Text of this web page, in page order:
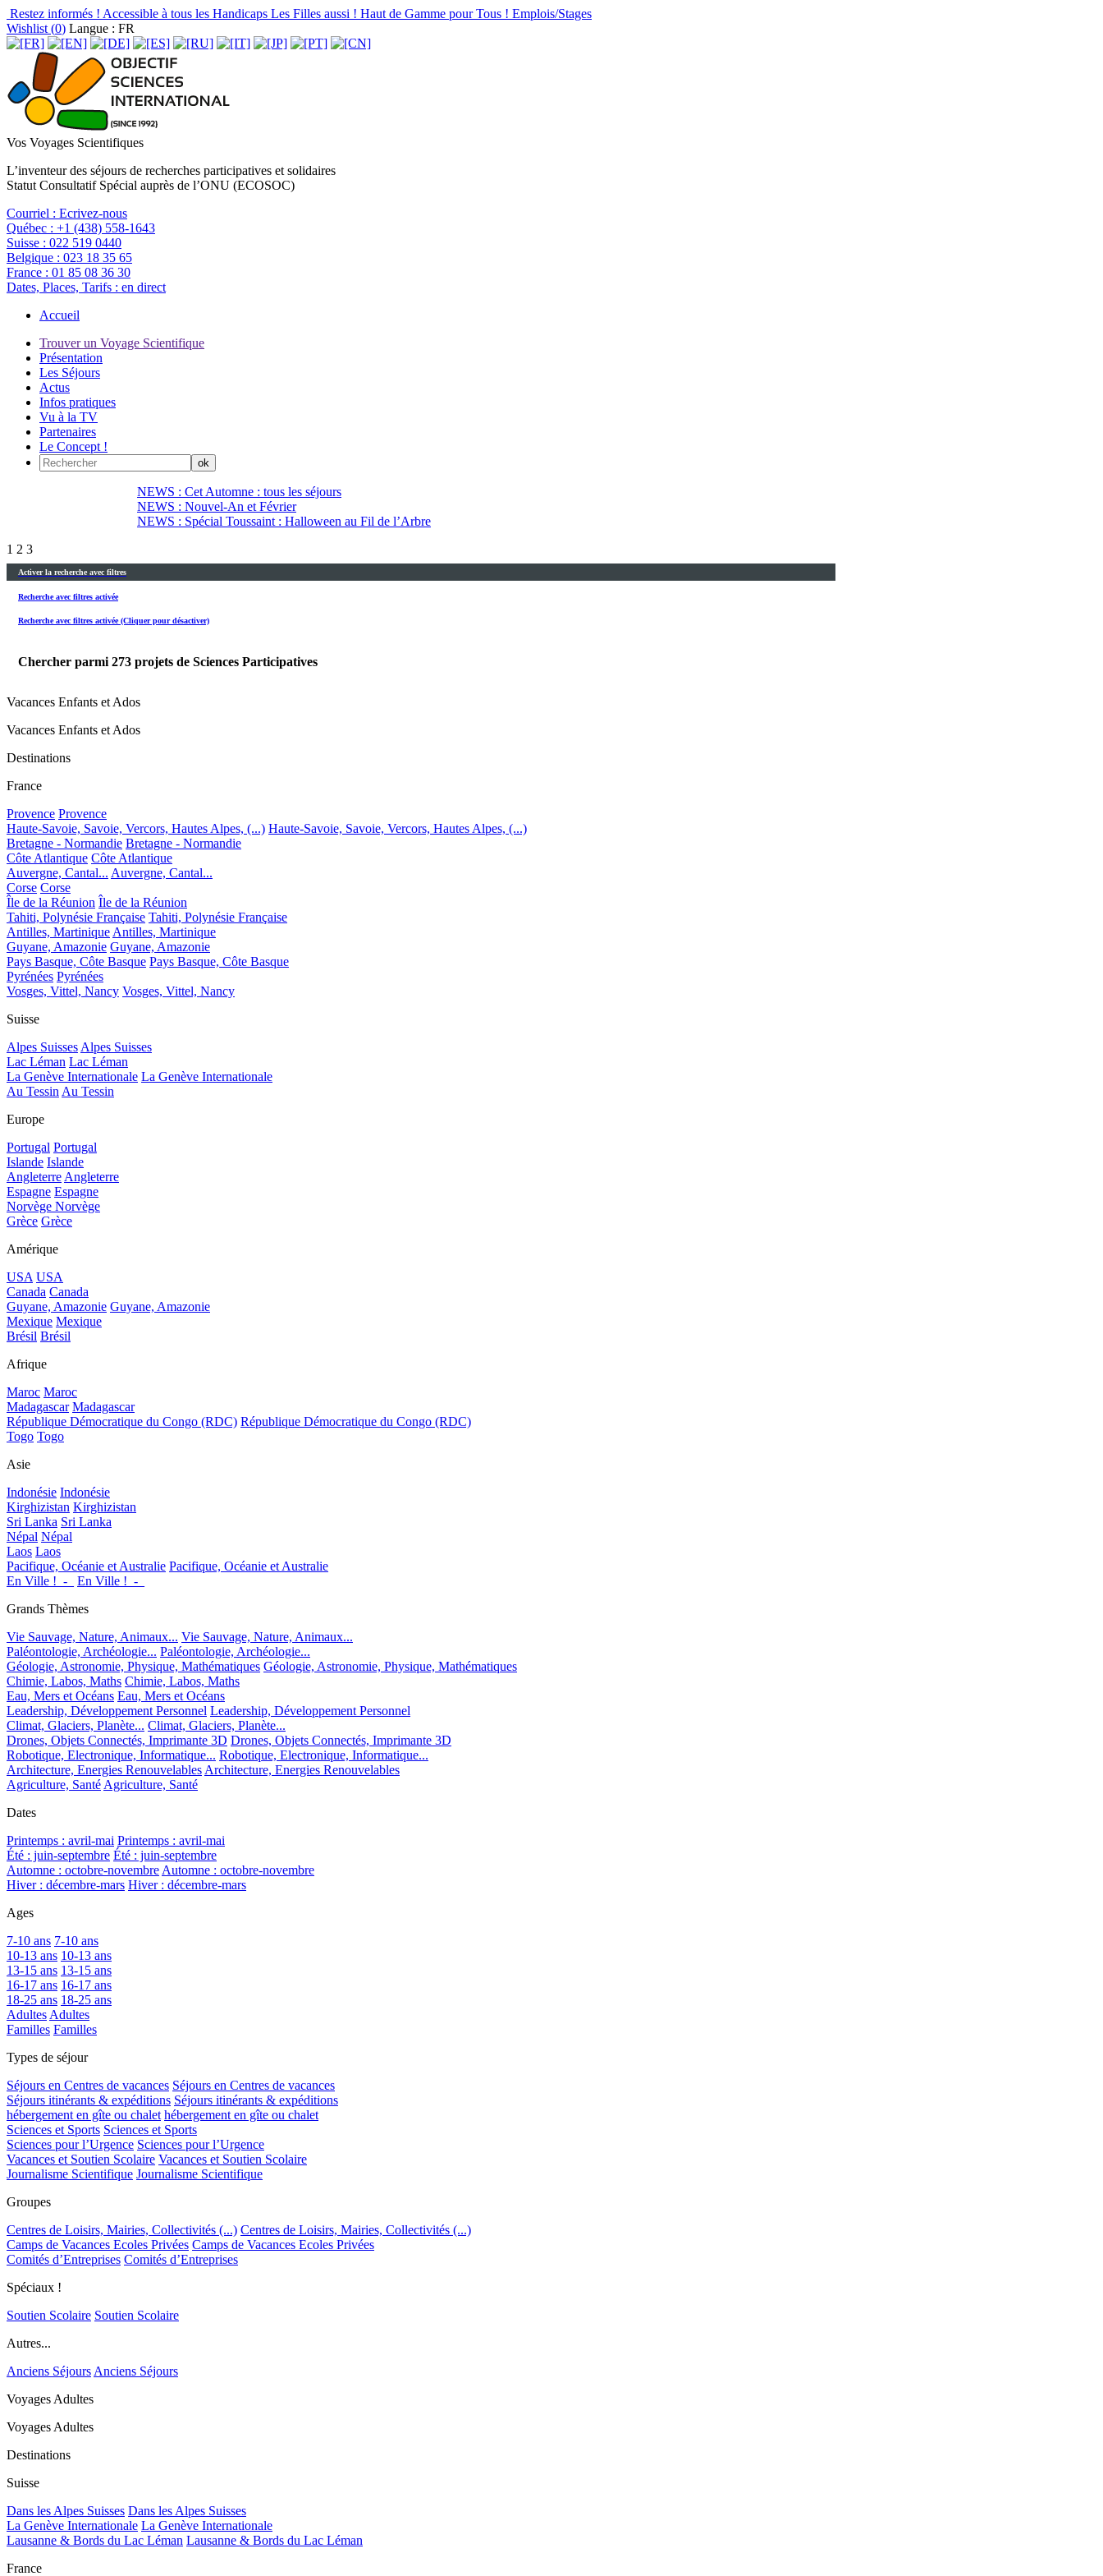
Restez informés ! Accessible à tous les Handicaps Les Filles aussi ! Haut de Gamme pour Tous ! Emplois/Stages
Wishlist (0) Langue : FR
Vos Voyages Scientifiques
L’inventeur des séjours de recherches participatives et solidaires
Statut Consultatif Spécial auprès de l’ONU (ECOSOC)
Courriel : Ecrivez-nous
Québec : +1 (438) 558-1643
Suisse : 022 519 0440
Belgique : 023 18 35 65
France : 01 85 08 36 30
Dates, Places, Tarifs : en direct
Accueil
Trouver un Voyage Scientifique
Présentation
Les Séjours
Actus
Infos pratiques
Vu à la TV
Partenaires
Le Concept !
NEWS : Cet Automne : tous les séjours
NEWS : Nouvel-An et Février
NEWS : Spécial Toussaint : Halloween au Fil de l’Arbre
1 2 3
Activer la recherche avec filtres
Recherche avec filtres activée
Recherche avec filtres activée (Cliquer pour désactiver)
Chercher parmi 273 projets de Sciences Participatives
Vacances Enfants et Ados
Vacances Enfants et Ados
Destinations
France
Provence Provence
Haute-Savoie, Savoie, Vercors, Hautes Alpes, (...) Haute-Savoie, Savoie, Vercors, Hautes Alpes, (...)
Bretagne - Normandie Bretagne - Normandie
Côte Atlantique Côte Atlantique
Auvergne, Cantal... Auvergne, Cantal...
Corse Corse
Île de la Réunion Île de la Réunion
Tahiti, Polynésie Française Tahiti, Polynésie Française
Antilles, MartiniqueAntilles, Martinique
Guyane, Amazonie Guyane, Amazonie
Pays Basque, Côte Basque Pays Basque, Côte Basque
Pyrénées Pyrénées
Vosges, Vittel, Nancy Vosges, Vittel, Nancy
Suisse
Alpes SuissesAlpes Suisses
Lac Léman Lac Léman
La Genève Internationale La Genève Internationale
Au TessinAu Tessin
Europe
Portugal Portugal
Islande Islande
AngleterreAngleterre
Espagne Espagne
Norvège Norvège
Grèce Grèce
Amérique
USA USA
Canada Canada
Guyane, Amazonie Guyane, Amazonie
Mexique Mexique
Brésil Brésil
Afrique
Maroc Maroc
Madagascar Madagascar
République Démocratique du Congo (RDC) République Démocratique du Congo (RDC)
Togo Togo
Asie
Indonésie Indonésie
Kirghizistan Kirghizistan
Sri Lanka Sri Lanka
Népal Népal
Laos Laos
Pacifique, Océanie et Australie Pacifique, Océanie et Australie
En Ville !_-_
En Ville !_-_
Grands Thèmes
Vie Sauvage, Nature, Animaux... Vie Sauvage, Nature, Animaux...
Paléontologie, Archéologie... Paléontologie, Archéologie...
Géologie, Astronomie, Physique, Mathématiques Géologie, Astronomie, Physique, Mathématiques
Chimie, Labos, Maths Chimie, Labos, Maths
Eau, Mers et Océans Eau, Mers et Océans
Leadership, Développement Personnel Leadership, Développement Personnel
Climat, Glaciers, Planète... Climat, Glaciers, Planète...
Drones, Objets Connectés, Imprimante 3D Drones, Objets Connectés, Imprimante 3D
Robotique, Electronique, Informatique... Robotique, Electronique, Informatique...
Architecture, Energies RenouvelablesArchitecture, Energies Renouvelables
Agriculture, SantéAgriculture, Santé
Dates
Printemps : avril-mai Printemps : avril-mai
Été : juin-septembre Été : juin-septembre
Automne : octobre-novembreAutomne : octobre-novembre
Hiver : décembre-mars Hiver : décembre-mars
Ages
7-10 ans 7-10 ans
10-13 ans 10-13 ans
13-15 ans 13-15 ans
16-17 ans 16-17 ans
18-25 ans 18-25 ans
AdultesAdultes
Familles Familles
Types de séjour
Séjours en Centres de vacances Séjours en Centres de vacances
Séjours itinérants & expéditions Séjours itinérants & expéditions
hébergement en gîte ou chalet hébergement en gîte ou chalet
Sciences et Sports Sciences et Sports
Sciences pour l’Urgence Sciences pour l’Urgence
Vacances et Soutien Scolaire Vacances et Soutien Scolaire
Journalisme Scientifique Journalisme Scientifique
Groupes
Centres de Loisirs, Mairies, Collectivités (...) Centres de Loisirs, Mairies, Collectivités (...)
Camps de Vacances Ecoles Privées Camps de Vacances Ecoles Privées
Comités d’Entreprises Comités d’Entreprises
Spéciaux !
Soutien Scolaire Soutien Scolaire
Autres...
Anciens SéjoursAnciens Séjours
Voyages Adultes
Voyages Adultes
Destinations
Suisse
Dans les Alpes Suisses Dans les Alpes Suisses
La Genève Internationale La Genève Internationale
Lausanne & Bords du Lac Léman Lausanne & Bords du Lac Léman
France